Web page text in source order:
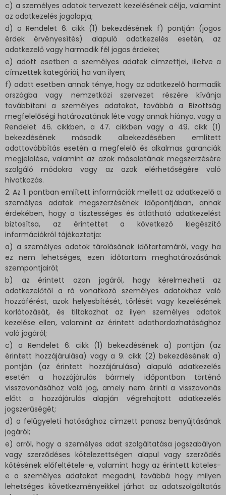
c) a személyes adatok tervezett kezelésének célja, valamint
az adatkezelés jogalapja;
d) a Rendelet 6. cikk (1) bekezdésének f) pontján (jogos
érdek érvényesítés) alapuló adatkezelés esetén, az
adatkezelő vagy harmadik fél jogos érdekei;
e) adott esetben a személyes adatok címzettjei, illetve a
címzettek kategóriái, ha van ilyen;
f) adott esetben annak ténye, hogy az adatkezelő harmadik
országba vagy nemzetközi szervezet részére kívánja
továbbítani a személyes adatokat, továbbá a Bizottság
megfelelőségi határozatának léte vagy annak hiánya, vagy a
Rendelet 46. cikkben, a 47. cikkben vagy a 49. cikk (1)
bekezdésének második albekezdésében említett
adattovábbítás esetén a megfelelő és alkalmas garanciák
megjelölése, valamint az azok másolatának megszerzésére
szolgáló módokra vagy az azok elérhetőségére való
hivatkozás.
2. Az 1. pontban említett információk mellett az adatkezelő a
személyes adatok megszerzésének időpontjában, annak
érdekében, hogy a tisztességes és átlátható adatkezelést
biztosítsa, az érintettet a következő kiegészítő
információkról tájékoztatja:
a) a személyes adatok tárolásának időtartamáról, vagy ha
ez nem lehetséges, ezen időtartam meghatározásának
szempontjairól;
b) az érintett azon jogáról, hogy kérelmezheti az
adatkezelőtől a rá vonatkozó személyes adatokhoz való
hozzáférést, azok helyesbítését, törlését vagy kezelésének
korlátozását, és tiltakozhat az ilyen személyes adatok
kezelése ellen, valamint az érintett adathordozhatósághoz
való jogáról;
c) a Rendelet 6. cikk (1) bekezdésének a) pontján (az
érintett hozzájárulása) vagy a 9. cikk (2) bekezdésének a)
pontján (az érintett hozzájárulása) alapuló adatkezelés
esetén a hozzájárulás bármely időpontban történő
visszavonásához való jog, amely nem érinti a visszavonás
előtt a hozzájárulás alapján végrehajtott adatkezelés
jogszerűségét;
d) a felügyeleti hatósághoz címzett panasz benyújtásának
jogáról;
e) arról, hogy a személyes adat szolgáltatása jogszabályon
vagy szerződéses kötelezettségen alapul vagy szerződés
kötésének előfeltétele-e, valamint hogy az érintett köteles-
e a személyes adatokat megadni, továbbá hogy milyen
lehetséges következményeikkel járhat az adatszolgáltatás